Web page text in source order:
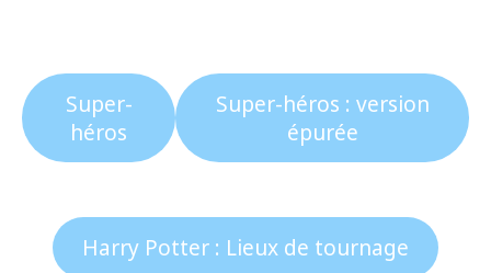
Super-
héros
Super-héros : version
épurée
Harry Potter : Lieux de tournage